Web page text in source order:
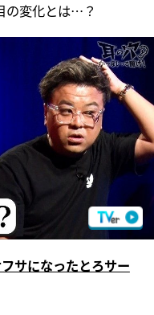
の変化とは…？
サになったとろサー